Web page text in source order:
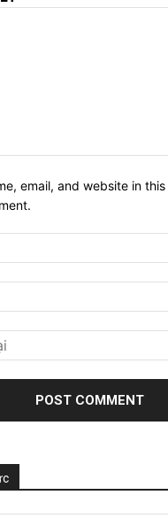
email, and website in